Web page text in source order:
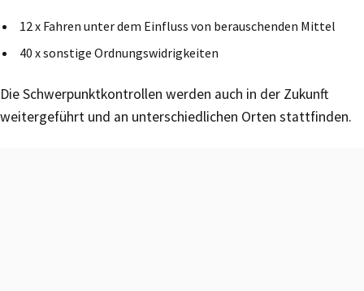
12 x Fahren unter dem Einfluss von berauschenden Mittel
40 x sonstige Ordnungswidrigkeiten
Die Schwerpunktkontrollen werden auch in der Zukunft
weitergeführt und an unterschiedlichen Orten stattfinden.